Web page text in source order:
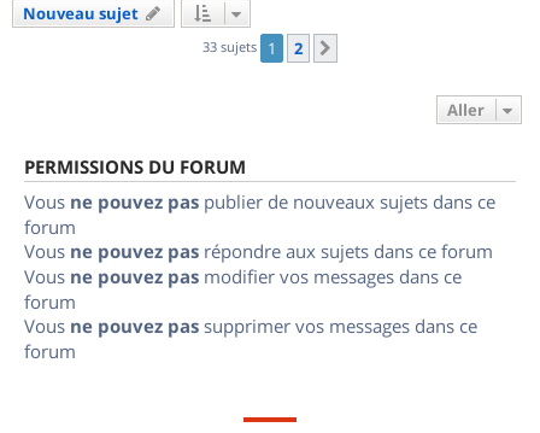
Nouveau sujet
33 sujets 1 2
Aller
PERMISSIONS DU FORUM
Vous ne pouvez pas publier de nouveaux sujets dans ce
forum
Vous ne pouvez pas répondre aux sujets dans ce forum
Vous ne pouvez pas modifier vos messages dans ce
forum
Vous ne pouvez pas supprimer vos messages dans ce
forum